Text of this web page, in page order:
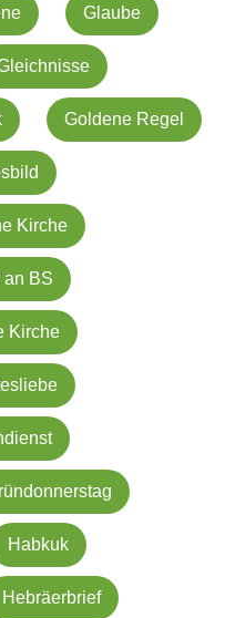
Glaube
Goldene Regel
Kirche
an BS
Kirche
Habkuk
Hebräerbrief